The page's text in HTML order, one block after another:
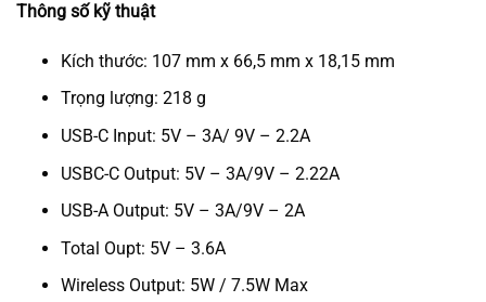
Thông số kỹ thuật
Kích thước: 107 mm x 66,5 mm x 18,15 mm
Trọng lượng: 218 g
USB-C Input: 5V – 3A/ 9V – 2.2A
USBC-C Output: 5V – 3A/9V – 2.22A
USB-A Output: 5V – 3A/9V – 2A
Total Oupt: 5V – 3.6A
Wireless Output: 5W / 7.5W Max